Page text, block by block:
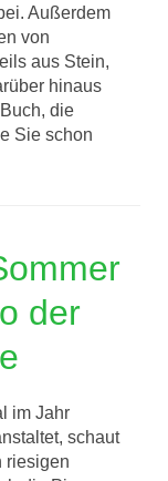
Außerdem
von
aus Stein,
hinaus
die
Sie schon
der
im Jahr
schaut
riesigen